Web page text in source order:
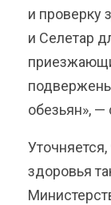
и проверку
и Селетар
обезьян», —
здоровья